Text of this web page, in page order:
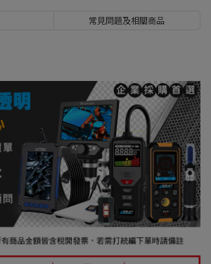
常見問題及相關商品